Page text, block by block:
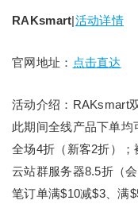
RAKsmart|活动详情
官网地址： 点击直达
活动介绍：RAKsmart
此期间全线产品下单
全场4折（新客2折）
云站群服务器8.5折（
笔订单满$10减$3、